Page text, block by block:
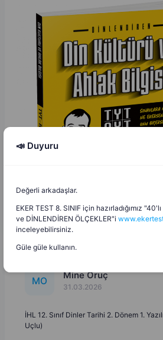
MO Mine Oruç
31.03.2026
İHL 12. Sınıf Dinler Tarihi 2. Dönem 1.
Uçlu)
📣 Duyuru
Değerli arkadaşlar.
EKER TEST 8. SINIF için hazırladığımız
ve DİNLENDİREN ÖLÇEKLER"i
inceleyebilirsiniz.
Güle güle kullanın.